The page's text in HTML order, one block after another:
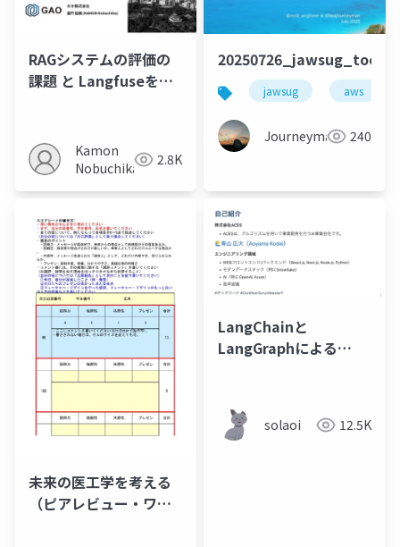
RAGシステムの評価の
課題 と Langfuseを活
Kamon
Nobuchika
2.8K
jawsug aws
Journeyman 240
未来の医工学を考える
（ピアレビュー・ワー
LangChainと
LangGraphによる
5回
solaoi 12.5K